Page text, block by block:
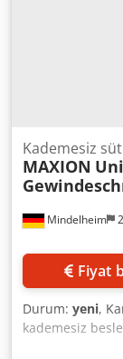
Mindelheim
Kademesiz
MAXION
Fiyat
Durum: yeni,
kademesiz
standart talaş